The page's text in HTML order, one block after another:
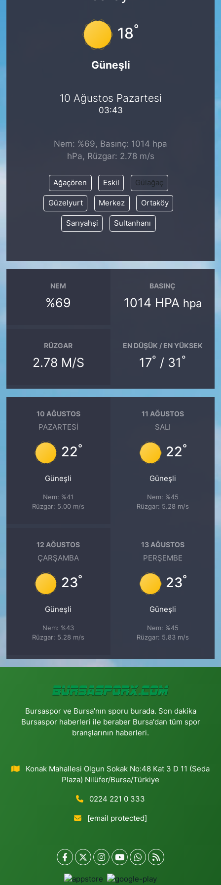
18°
Güneşli
10 Ağustos Pazartesi
03:43
Nem: %69, Basınç: 1014 hpa
hPa, Rüzgar: 2.78 m/s
Ağaçören Eskil Gülağaç
Güzelyurt Merkez Ortaköy
Sarıyahşi Sultanhanı
NEM
%69
BASINÇ
1014 HPA hpa
RÜZGAR
2.78 M/S
EN DÜŞÜK / EN YÜKSEK
17° / 31°
10 AĞUSTOS
PAZARTESI
22°
Güneşli
Nem: %41
Rüzgar: 5.00 m/s
11 AĞUSTOS
SALI
22°
Güneşli
Nem: %45
Rüzgar: 5.28 m/s
12 AĞUSTOS
ÇARŞAMBA
23°
Güneşli
Nem: %43
Rüzgar: 5.28 m/s
13 AĞUSTOS
PERŞEMBE
23°
Güneşli
Nem: %45
Rüzgar: 5.83 m/s
Bursaspor ve Bursa'nın sporu burada. Son dakika
Bursaspor haberleri ile beraber Bursa'dan tüm spor
branşlarının haberleri.
Konak Mahallesi Olgun Sokak No:48 Kat 3 D 11 (Seda
Plaza) Nilüfer/Bursa/Türkiye
0224 221 0 333
[email protected]